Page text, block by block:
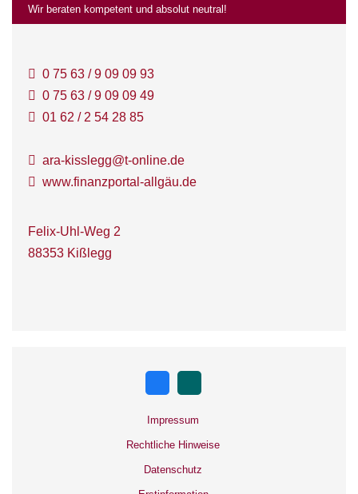
Wir beraten kompetent und absolut neutral!
0 75 63 / 9 09 09 93
0 75 63 / 9 09 09 49
01 62 / 2 54 28 85
ara-kisslegg@t-online.de
www.finanzportal-allgäu.de
Felix-Uhl-Weg 2
88353 Kißlegg
Impressum
Rechtliche Hinweise
Datenschutz